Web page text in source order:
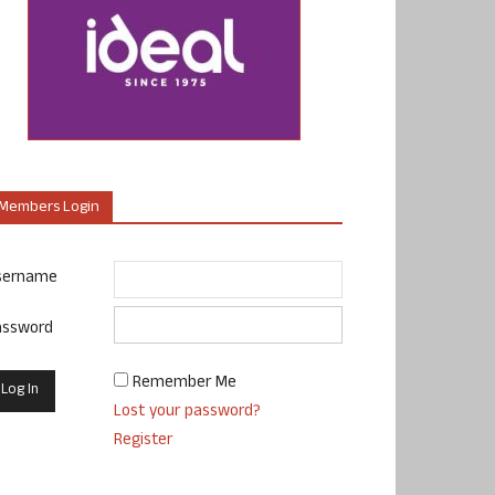
Login
Remember Me
Lost your password?
Register